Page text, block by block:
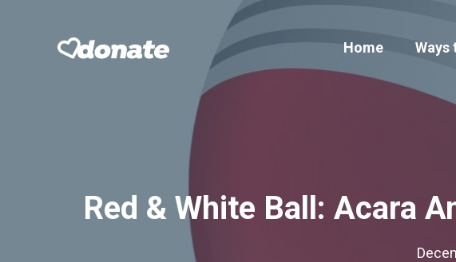
Home Ways
Red & White Ball: Acara